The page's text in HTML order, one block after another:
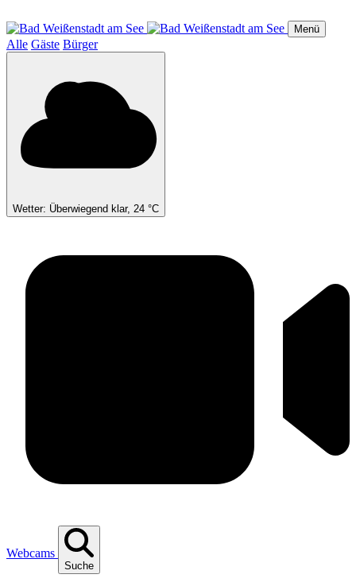
zum
Inhalt
Menü
Alle Gäste Bürger
Wetter: Überwiegend klar, 24 °C
Webcams
Suche